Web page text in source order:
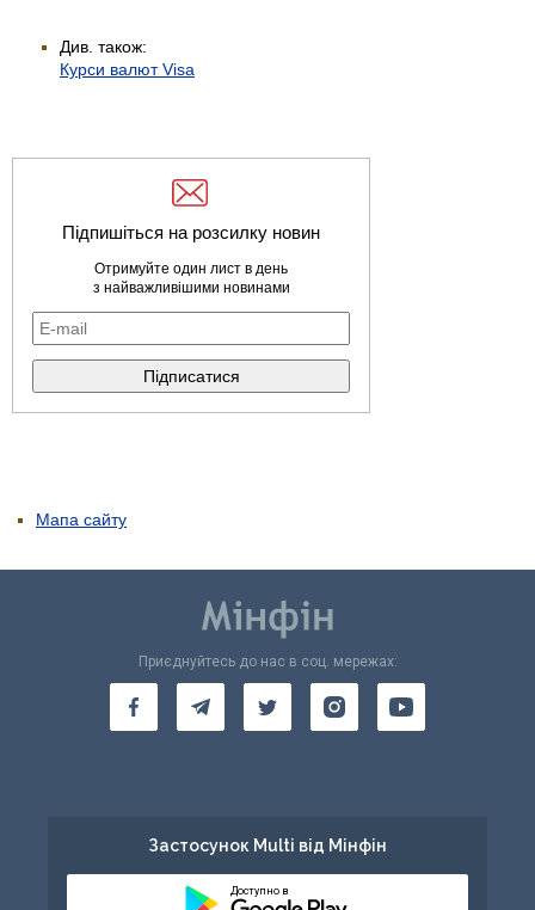
Див. також:
Курси валют Visa
Підпишіться на розсилку новин
Отримуйте один лист в день
з найважливішими новинами
Мапа сайту
Приєднуйтесь до нас в соц. мережах:
Застосунок Multi від Мінфін
Доступно в